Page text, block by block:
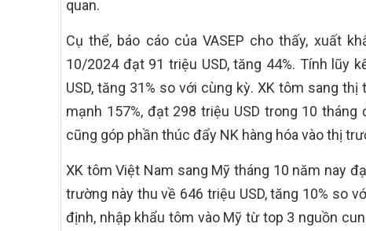
quan.
Cụ thể, báo cáo của VASEP cho thấy, xuất
10/2024 đạt 91 triệu USD, tăng 44%. Tính lũy
USD, tăng 31% so với cùng kỳ. XK tôm sang
mạnh 157%, đạt 298 triệu USD trong 10
cũng góp phần thúc đẩy NK hàng hóa vào thị
XK tôm Việt Nam sang Mỹ tháng 10 năm nay
trường này thu về 646 triệu USD, tăng 10% so
định, nhập khẩu tôm vào Mỹ từ top 3 nguồn